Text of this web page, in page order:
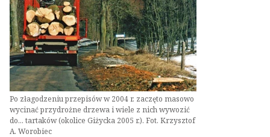
Po złagodzeniu przepisów w 2004 r. zaczęto masowo
wycinać przydrożne drzewa i wiele z nich wywozić
do... tartaków (okolice Giżycka 2005 r.). Fot. Krzysztof
A. Worobiec